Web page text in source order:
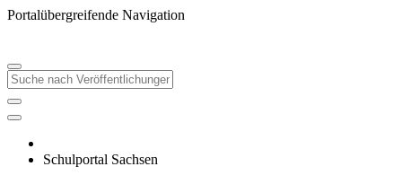
Portalübergreifende Navigation
Schulportal Sachsen